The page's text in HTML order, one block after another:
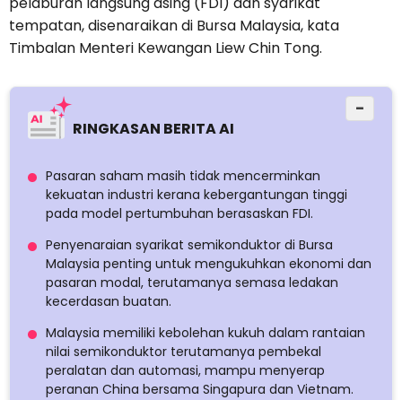
tempatan, disenaraikan di Bursa Malaysia, kata
Timbalan Menteri Kewangan Liew Chin Tong.
RINGKASAN BERITA AI
−
Pasaran saham masih tidak mencerminkan
kekuatan industri kerana kebergantungan tinggi
pada model pertumbuhan berasaskan FDI.
Penyenaraian syarikat semikonduktor di Bursa
Malaysia penting untuk mengukuhkan ekonomi dan
pasaran modal, terutamanya semasa ledakan
kecerdasan buatan.
Malaysia memiliki kebolehan kukuh dalam rantaian
nilai semikonduktor terutamanya pembekal
peralatan dan automasi, mampu menyerap
peranan China bersama Singapura dan Vietnam.